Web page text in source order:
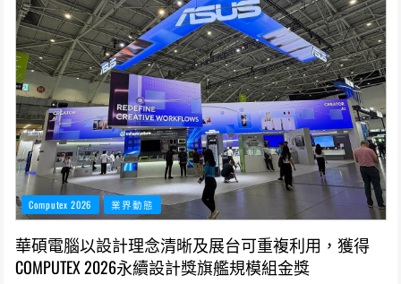
Computex 2026 業界動態
華碩電腦以設計理念清晰及展台可重複利用，獲得
COMPUTEX 2026永續設計獎旗艦規模組金獎